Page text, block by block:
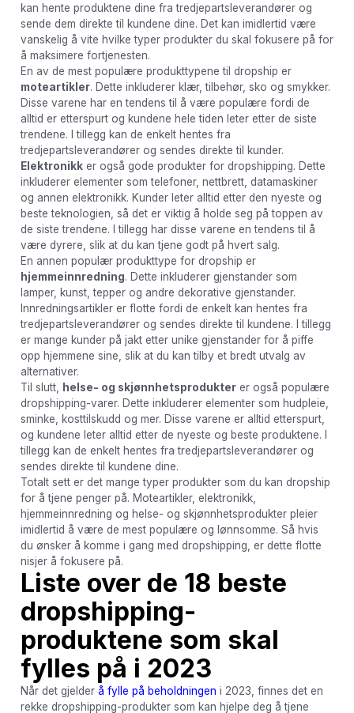
kan hente produktene dine fra tredjepartsleverandører og
sende dem direkte til kundene dine. Det kan imidlertid være
vanskelig å vite hvilke typer produkter du skal fokusere på for
å maksimere fortjenesten.
En av de mest populære produkttypene til dropship er
moteartikler. Dette inkluderer klær, tilbehør, sko og smykker.
Disse varene har en tendens til å være populære fordi de
alltid er etterspurt og kundene hele tiden leter etter de siste
trendene. I tillegg kan de enkelt hentes fra
tredjepartsleverandører og sendes direkte til kunder.
Elektronikker også gode produkter for dropshipping. Dette
inkluderer elementer som telefoner, nettbrett, datamaskiner
og annen elektronikk. Kunder leter alltid etter den nyeste og
beste teknologien, så det er viktig å holde seg på toppen av
de siste trendene. I tillegg har disse varene en tendens til å
være dyrere, slik at du kan tjene godt på hvert salg.
En annen populær produkttype for dropship er
hjemmeinnredning. Dette inkluderer gjenstander som
lamper, kunst, tepper og andre dekorative gjenstander.
Innredningsartikler er flotte fordi de enkelt kan hentes fra
tredjepartsleverandører og sendes direkte til kundene. I tillegg
er mange kunder på jakt etter unike gjenstander for å piffe
opp hjemmene sine, slik at du kan tilby et bredt utvalg av
alternativer.
Til slutt,
helse- og skjønnhetsprodukterer også populære
dropshipping-varer. Dette inkluderer elementer som hudpleie,
sminke, kosttilskudd og mer. Disse varene er alltid etterspurt,
og kundene leter alltid etter de nyeste og beste produktene. I
tillegg kan de enkelt hentes fra tredjepartsleverandører og
sendes direkte til kundene dine.
Totalt sett er det mange typer produkter som du kan dropship
for å tjene penger på. Moteartikler, elektronikk,
hjemmeinnredning og helse- og skjønnhetsprodukter pleier
imidlertid å være de mest populære og lønnsomme. Så hvis
du ønsker å komme i gang med dropshipping, er dette flotte
nisjer å fokusere på.
Liste over de 18 beste
dropshipping-
produktene som skal
fylles på i 2023
Når det gjelder å fylle på beholdningen i 2023, finnes det en
rekke dropshipping-produkter som kan hjelpe deg å tjene